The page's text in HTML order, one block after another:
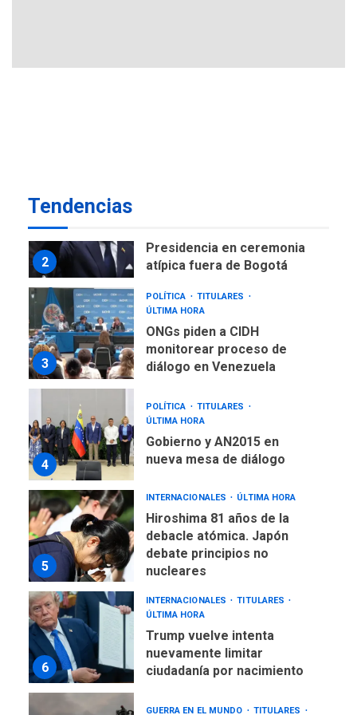
Tendencias
2
Presidencia en ceremonia
atípica fuera de Bogotá
3
POLÍTICA
TITULARES
ÚLTIMA HORA
ONGs piden a CIDH
monitorear proceso de
diálogo en Venezuela
4
POLÍTICA
TITULARES
ÚLTIMA HORA
Gobierno y AN2015 en
nueva mesa de diálogo
5
INTERNACIONALES ÚLTIMA HORA
Hiroshima 81 años de la
debacle atómica. Japón
debate principios no
nucleares
6
INTERNACIONALES
TITULARES
ÚLTIMA HORA
Trump vuelve intenta
nuevamente limitar
ciudadanía por nacimiento
GUERRA EN EL MUNDO
TITULARES